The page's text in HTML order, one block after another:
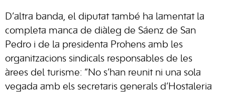
D’altra banda, el diputat també ha lamentat la
completa manca de diàleg de Sáenz de San
Pedro i de la presidenta Prohens amb les
organitzacions sindicals responsables de les
àrees del turisme: “No s’han reunit ni una sola
vegada amb els secretaris generals d’Hostaleria